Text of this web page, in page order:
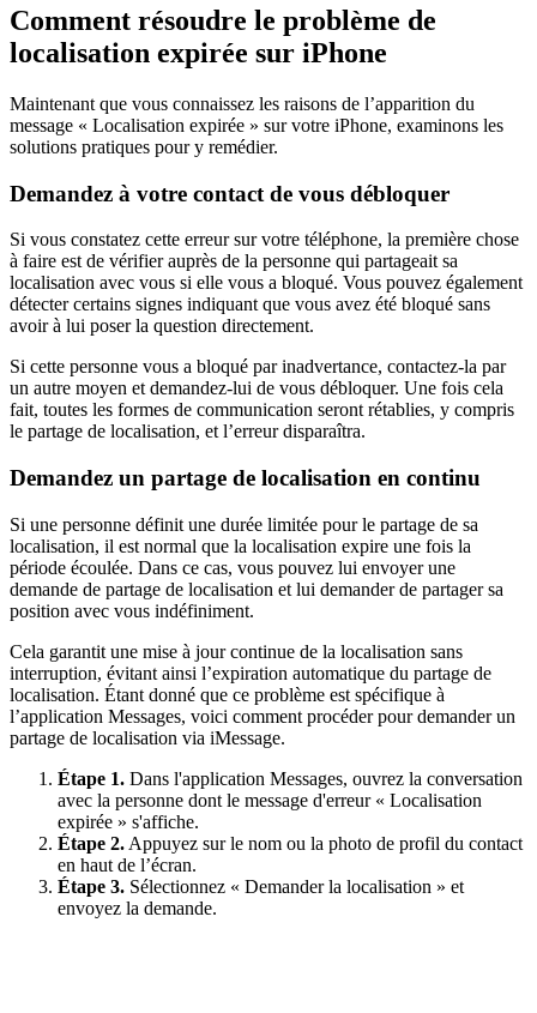
Comment résoudre le problème de
localisation expirée sur iPhone
Maintenant que vous connaissez les raisons de l’apparition du
message « Localisation expirée » sur votre iPhone, examinons les
solutions pratiques pour y remédier.
Demandez à votre contact de vous débloquer
Si vous constatez cette erreur sur votre téléphone, la première chose
à faire est de vérifier auprès de la personne qui partageait sa
localisation avec vous si elle vous a bloqué. Vous pouvez également
détecter certains signes indiquant que vous avez été bloqué sans
avoir à lui poser la question directement.
Si cette personne vous a bloqué par inadvertance, contactez-la par
un autre moyen et demandez-lui de vous débloquer. Une fois cela
fait, toutes les formes de communication seront rétablies, y compris
le partage de localisation, et l’erreur disparaîtra.
Demandez un partage de localisation en continu
Si une personne définit une durée limitée pour le partage de sa
localisation, il est normal que la localisation expire une fois la
période écoulée. Dans ce cas, vous pouvez lui envoyer une
demande de partage de localisation et lui demander de partager sa
position avec vous indéfiniment.
Cela garantit une mise à jour continue de la localisation sans
interruption, évitant ainsi l’expiration automatique du partage de
localisation. Étant donné que ce problème est spécifique à
l’application Messages, voici comment procéder pour demander un
partage de localisation via iMessage.
Étape 1. Dans l'application Messages, ouvrez la conversation
avec la personne dont le message d'erreur « Localisation
expirée » s'affiche.
Étape 2. Appuyez sur le nom ou la photo de profil du contact
en haut de l’écran.
Étape 3. Sélectionnez « Demander la localisation » et
envoyez la demande.